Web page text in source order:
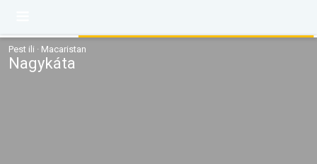
Pest ili · Macaristan
Nagykáta